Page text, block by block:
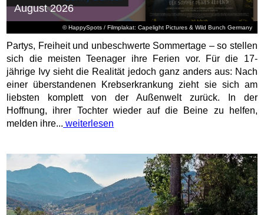
© HappySpots / Filmplakat: Capelight Pictures & Wild Bunch Germany
August 2026
Partys, Freiheit und unbeschwerte Sommertage – so stellen
sich die meisten Teenager ihre Ferien vor. Für die 17-
jährige Ivy sieht die Realität jedoch ganz anders aus: Nach
einer überstandenen Krebserkrankung zieht sie sich am
liebsten komplett von der Außenwelt zurück. In der
Hoffnung, ihrer Tochter wieder auf die Beine zu helfen,
melden ihre... weiterlesen